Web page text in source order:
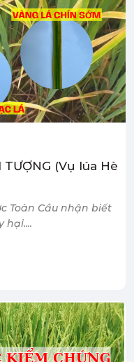
TƯỢNG (Vụ lúa Hè
Toàn Cầu nhận biết
hại....